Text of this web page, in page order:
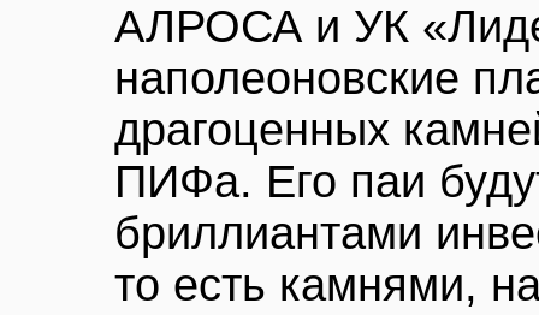
АЛРОСА и УК
наполеоновские
драгоценных
ПИФа. Его паи
бриллиантами
то есть камнями,